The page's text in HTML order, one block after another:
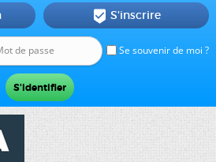
Se souvenir de moi ?
 S'inscrire